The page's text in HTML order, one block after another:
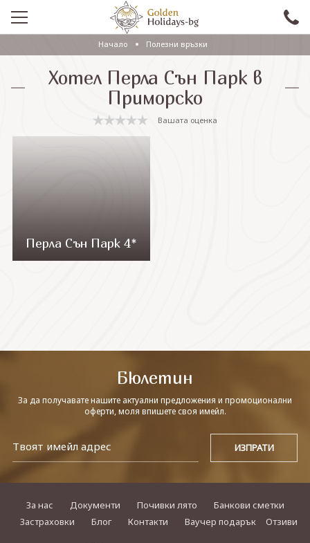
ПРОМО
EКСКУРЗИИ СЪС САМОЛЕТ
ЕКСКУРЗИИ С АВТОБУС
Начало Полезни връзки
Хотел Перла Сън Парк в
Приморско
Вашата оценка
Перла Сън Парк 4*
Бюлетин
За да получавате нашите актуални предложения и промоционални
оферти, моля впишете своя имейл.
За нас Документи Почивки лято
Банкови сметки
Застраховки
Блог Контакти Ваучер подарък Отзиви